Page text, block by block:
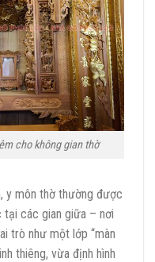
cho không gian thờ
y môn thờ thường được
các gian giữa – nơi
trò như một lớp “màn
thiêng, vừa định hình